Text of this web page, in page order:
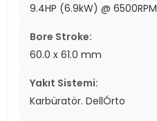
9.4HP (6.9kW) @ 6500RPM
Bore Stroke:
60.0 x 61.0 mm
Yakıt Sistemi:
Karbüratör. DellÓrto